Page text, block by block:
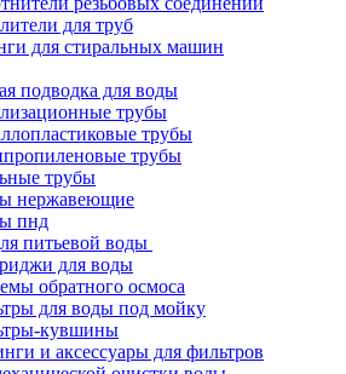
для труб
для стиральных машин
подводка для воды
трубы
трубы
трубы
трубы
нержавеющие
пнд
питьевой воды
для воды
обратного осмоса
для воды под мойку
кувшины
и аксессуары для фильтров